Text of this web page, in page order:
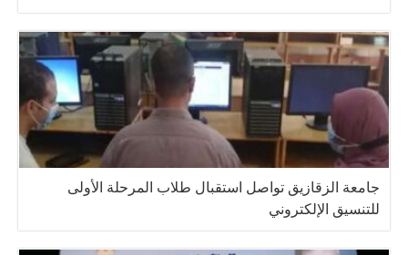
جامعة الزقازيق تواصل استقبال طلاب المرحلة الأولى
للتنسيق الإلكتروني